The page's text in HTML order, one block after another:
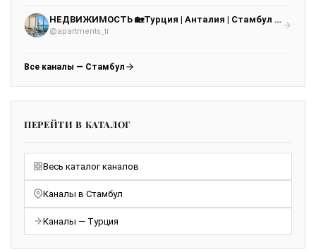
НЕДВИЖИМОСТЬ 🏡Турция | Анталия | Стамбул жилье квартиры аренда продажа
@apartments_tr
Все каналы — Стамбул
ПЕРЕЙТИ В КАТАЛОГ
Весь каталог каналов
Каналы в Стамбул
Каналы — Турция